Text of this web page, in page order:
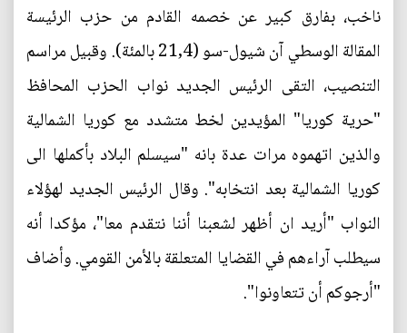
ناخب، بفارق كبير عن خصمه القادم من حزب الرئيسة
المقالة الوسطي آن شيول-سو (21,4 بالمئة). وقبيل مراسم
التنصيب، التقى الرئيس الجديد نواب الحزب المحافظ
"حرية كوريا" المؤيدين لخط متشدد مع كوريا الشمالية
والذين اتهموه مرات عدة بانه "سيسلم البلاد بأكملها الى
كوريا الشمالية بعد انتخابه". وقال الرئيس الجديد لهؤلاء
النواب "أريد ان أظهر لشعبنا أننا نتقدم معا"، مؤكدا أنه
سيطلب آراءهم في القضايا المتعلقة بالأمن القومي. وأضاف
"أرجوكم أن تتعاونوا".